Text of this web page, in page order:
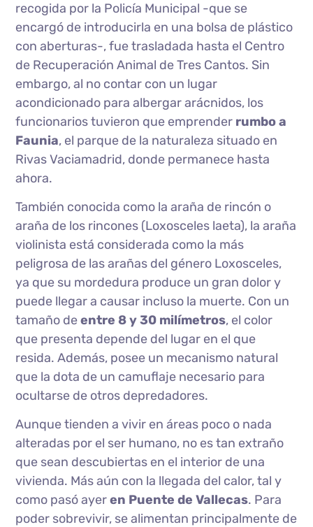
recogida por la Policía Municipal -que se
encargó de introducirla en una bolsa de plástico
con aberturas-, fue trasladada hasta el Centro
de Recuperación Animal de Tres Cantos. Sin
embargo, al no contar con un lugar
acondicionado para albergar arácnidos, los
funcionarios tuvieron que emprender rumbo a
Faunia, el parque de la naturaleza situado en
Rivas Vaciamadrid, donde permanece hasta
ahora.
También conocida como la araña de rincón o
araña de los rincones (Loxosceles laeta), la araña
violinista está considerada como la más
peligrosa de las arañas del género Loxosceles,
ya que su mordedura produce un gran dolor y
puede llegar a causar incluso la muerte. Con un
tamaño deentre 8 y 30 milímetros, el color
que presenta depende del lugar en el que
resida. Además, posee un mecanismo natural
que la dota de un camuflaje necesario para
ocultarse de otros depredadores.
Aunque tienden a vivir en áreas poco o nada
alteradas por el ser humano, no es tan extraño
que sean descubiertas en el interior de una
vivienda. Más aún con la llegada del calor, tal y
como pasó ayeren Puente de Vallecas. Para
poder sobrevivir, se alimentan principalmente de